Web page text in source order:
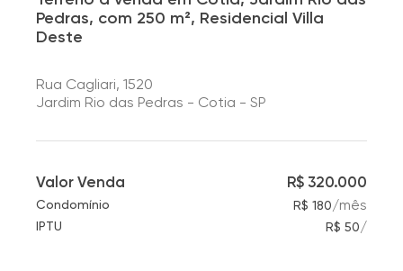
Pedras, com 250 m², Residencial Villa
Deste
Rua Cagliari, 1520
Jardim Rio das Pedras - Cotia - SP
Valor Venda R$ 320.000
Condomínio R$ 180/mês
IPTU R$ 50/